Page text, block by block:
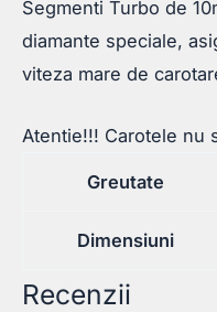
Segmenti Turbo de
diamante speciale,
viteza mare de
Atentie!!! Carotele nu
Greutate
Dimensiuni
Recenzii